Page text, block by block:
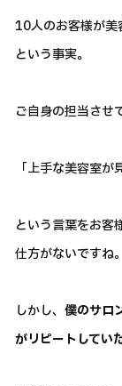
10人のお客様が美
という事実。
ご自身の担当させ
「上手な美容室が
という言葉をお客
仕方がないですね。
しかし、 僕のサロ
がリピートしてい